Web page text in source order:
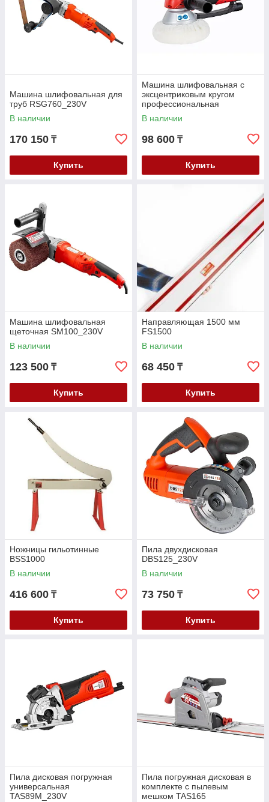
Машина шлифовальная для
труб RSG760_230V
В наличии
170 150 ₸
Купить
Машина шлифовальная с
эксцентриковым кругом
профессиональная
EZS150PRO_230V
В наличии
98 600 ₸
Купить
Машина шлифовальная
щеточная SM100_230V
В наличии
123 500 ₸
Купить
Направляющая 1500 мм
FS1500
В наличии
68 450 ₸
Купить
Ножницы гильотинные
BSS1000
В наличии
416 600 ₸
Купить
Пила двухдисковая
DBS125_230V
В наличии
73 750 ₸
Купить
Пила дисковая погружная
универсальная
TAS89M_230V
Пила погружная дисковая в
комплекте с пылевым
мешком TAS165